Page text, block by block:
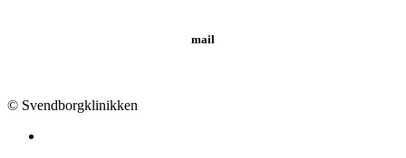
mail
© Svendborgklinikken